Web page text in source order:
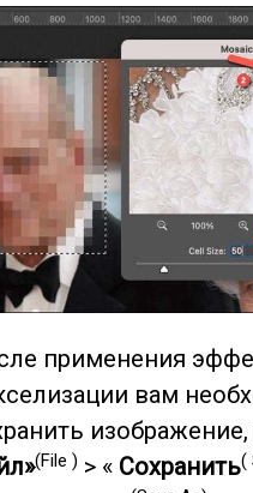
применения
вам
(File ) > « Сохранить(